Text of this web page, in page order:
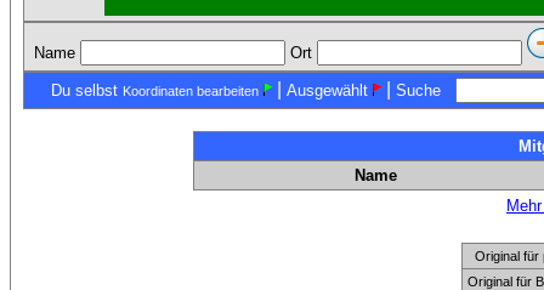
Name Ort
Du selbst Koordinaten bearbeiten Ausgewählt Suche
Name
Original für
Original für